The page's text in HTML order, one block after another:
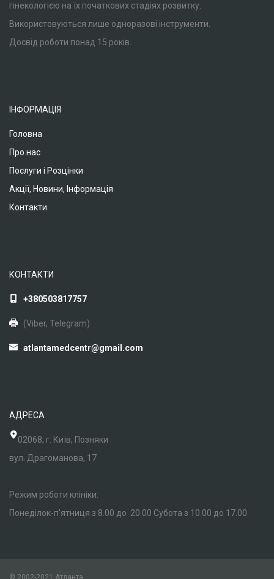
гінекологією на їх початкових стадіях розвитку.
Використовуються лише одноразові інструменти.
Досвід роботи понад 15 років.
ІНФОРМАЦІЯ
Головна
Про нас
Послуги і Розцінки
Акції, Новини, Інформація
Контакти
КОНТАКТИ
+380503817757
(Viber, Telegram)
atlantamedcentr@gmail.com
АДРЕСА
02068, г. Київ, Позняки
вул. Драгоманова, 17
Режим роботи клініки:
Понеділок-п'ятниця з 8.00 до 20.00 Субота з 10.00 до 17.00.
© 2002-2021 Атланта